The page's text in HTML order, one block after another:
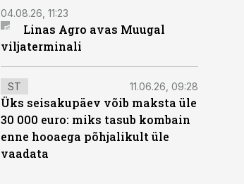
04.08.26, 11:23
Linas Agro avas Muugal
viljaterminali
ST 11.06.26, 09:28
Üks seisakupäev võib maksta üle
30 000 euro: miks tasub kombain
enne hooaega põhjalikult üle
vaadata